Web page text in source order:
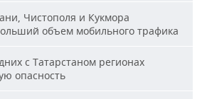
Чистополя и Кукмора
объем мобильного трафика
с Татарстаном регионах
опасность